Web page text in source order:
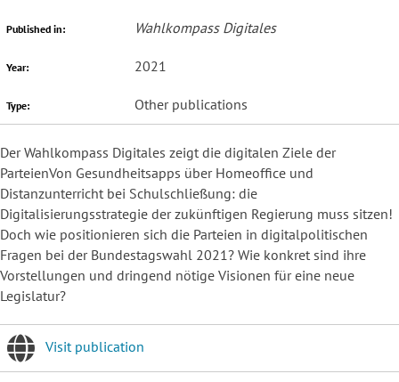
Published in: Wahlkompass Digitales
Year: 2021
Type: Other publications
Der Wahlkompass Digitales zeigt die digitalen Ziele der
ParteienVon Gesundheitsapps über Homeoffice und
Distanzunterricht bei Schulschließung: die
Digitalisierungsstrategie der zukünftigen Regierung muss sitzen!
Doch wie positionieren sich die Parteien in digitalpolitischen
Fragen bei der Bundestagswahl 2021? Wie konkret sind ihre
Vorstellungen und dringend nötige Visionen für eine neue
Legislatur?
Visit publication